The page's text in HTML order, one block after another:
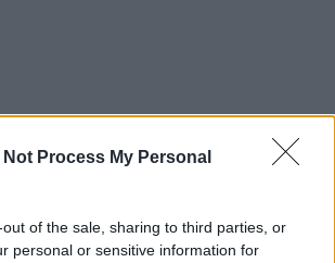
Not Process My Personal
of the sale, sharing to third parties, or
personal or sensitive information for